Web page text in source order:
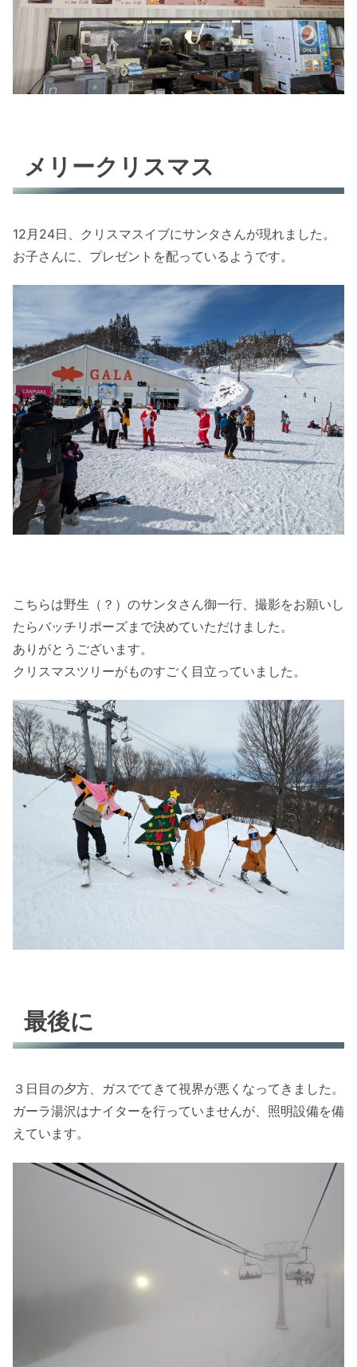
メリークリスマス
12月24日、クリスマスイブにサンタさんが現れました。
お子さんに、プレゼントを配っているようです。
こちらは野生（？）のサンタさん御一行、撮影をお願いし
たらバッチリポーズまで決めていただけました。
ありがとうございます。
クリスマスツリーがものすごく目立っていました。
最後に
３日目の夕方、ガスでてきて視界が悪くなってきました。
ガーラ湯沢はナイターを行っていませんが、照明設備を備
えています。